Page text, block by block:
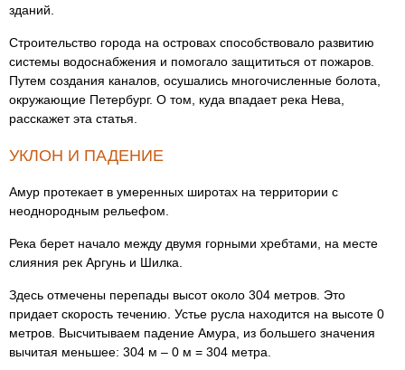
зданий.
Строительство города на островах способствовало развитию
системы водоснабжения и помогало защититься от пожаров.
Путем создания каналов, осушались многочисленные болота,
окружающие Петербург. О том, куда впадает река Нева,
расскажет эта статья.
УКЛОН И ПАДЕНИЕ
Амур протекает в умеренных широтах на территории с
неоднородным рельефом.
Река берет начало между двумя горными хребтами, на месте
слияния рек Аргунь и Шилка.
Здесь отмечены перепады высот около 304 метров. Это
придает скорость течению. Устье русла находится на высоте 0
метров. Высчитываем падение Амура, из большего значения
вычитая меньшее: 304 м – 0 м = 304 метра.